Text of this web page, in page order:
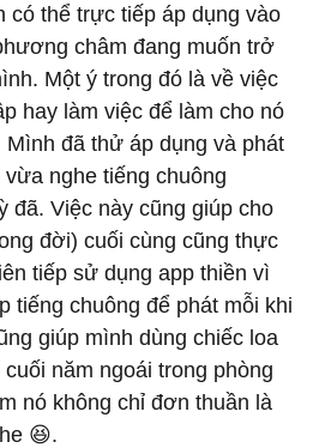
có thể trực tiếp áp dụng vào
châm đang muốn trở
Một ý trong đó là về việc
hay làm việc để làm cho nó
đã thử áp dụng và phát
nghe tiếng chuông
đã. Việc này cũng giúp cho
đời) cuối cùng cũng thực
tiếp sử dụng app thiền vì
tiếng chuông để phát mỗi khi
giúp mình dùng chiếc loa
năm ngoái trong phòng
nó không chỉ đơn thuần là
😆.